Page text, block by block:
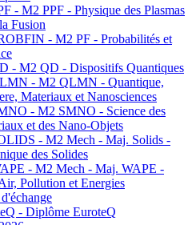
- M2 PPF - Physique des Plasmas
Fusion
- M2 PF - Probabilités et
- M2 QD - Dispositifs Quantiques
- M2 QLMN - Quantique,
Materiaux et Nanosciences
- M2 SMNO - Science des
et des Nano-Objets
- M2 Mech - Maj. Solids -
des Solides
- M2 Mech - Maj. WAPE -
Pollution et Energies
- Diplôme EuroteQ